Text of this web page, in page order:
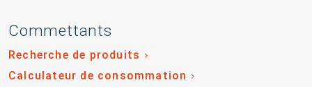
Commettants
Recherche de produits
Calculateur de consommation